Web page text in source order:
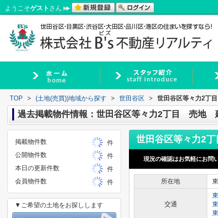
ようこそゲスト さん
TOP > (土地(売買))地域から探す > 世田谷区 > 世田谷区等々力2丁
過去掲載物件情報：世田谷区等々力2丁目 売地
現況の確認はお気軽にお問
所在地
交通
掲載物件数
件
公開物件数
件
本日の更新件数
件
会員物件数
件
▼ご希望の土地をお探しします